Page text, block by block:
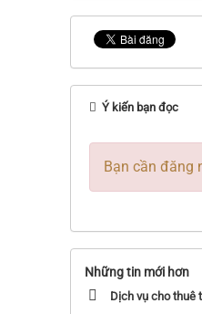
Ý kiến bạn đọc
Bạn cần đăng
Những tin mới hơn
Dịch vụ cho thuê